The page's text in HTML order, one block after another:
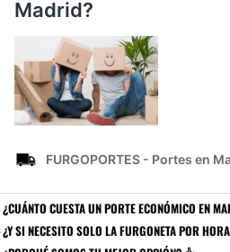
CUESTA UN PORTE ECONÓMICO EN
SI NECESITO SOLO LA FURGONETA POR